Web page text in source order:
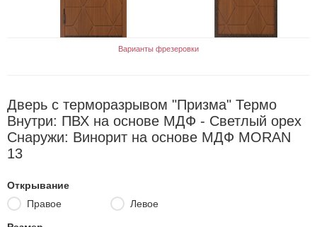
Варианты фрезеровки
Дверь с терморазрывом "Призма" Термо
Внутри: ПВХ на основе МДФ - Светлый орех
Снаружи: Винорит на основе МДФ MORAN
13
Открывание
Правое
Левое